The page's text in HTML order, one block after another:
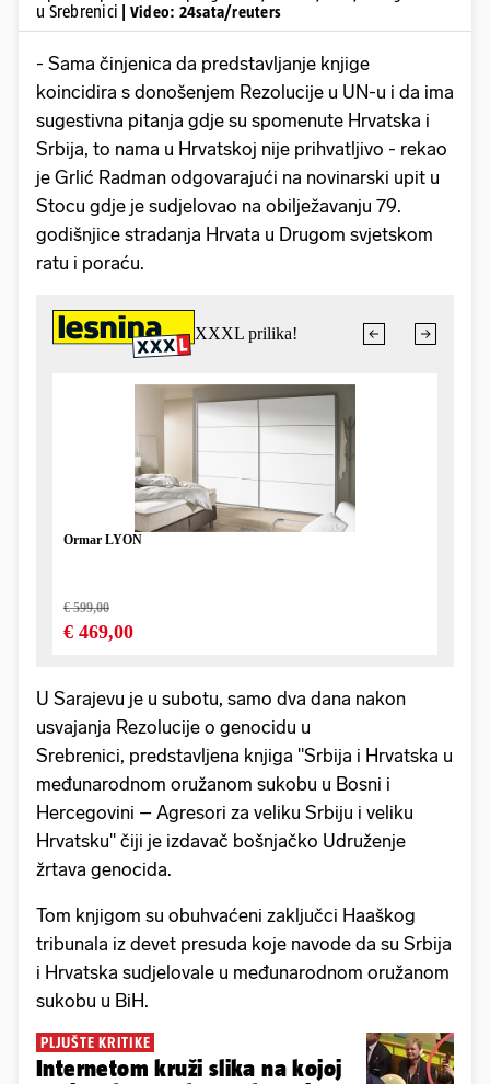
u Srebrenici
| Video: 24sata/reuters
- Sama činjenica da predstavljanje knjige
koincidira s donošenjem Rezolucije u UN-u i da ima
sugestivna pitanja gdje su spomenute Hrvatska i
Srbija, to nama u Hrvatskoj nije prihvatljivo - rekao
je Grlić Radman odgovarajući na novinarski upit u
Stocu gdje je sudjelovao na obilježavanju 79.
godišnjice stradanja Hrvata u Drugom svjetskom
ratu i poraću.
U Sarajevu je u subotu, samo dva dana nakon
usvajanja Rezolucije o genocidu u
Srebrenici, predstavljena knjiga "Srbija i Hrvatska u
međunarodnom oružanom sukobu u Bosni i
Hercegovini – Agresori za veliku Srbiju i veliku
Hrvatsku" čiji je izdavač bošnjačko Udruženje
žrtava genocida.
Tom knjigom su obuhvaćeni zaključci Haaškog
tribunala iz devet presuda koje navode da su Srbija
i Hrvatska sudjelovale u međunarodnom oružanom
sukobu u BiH.
PLJUŠTE KRITIKE
Internetom kruži slika na kojoj